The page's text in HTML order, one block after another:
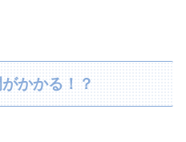
かかる！？